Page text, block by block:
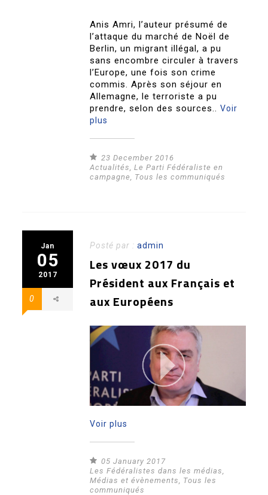
Anis Amri, l’auteur présumé de
l’attaque du marché de Noël de
Berlin, un migrant illégal, a pu
sans encombre circuler à travers
l’Europe, une fois son crime
commis. Après son séjour en
Allemagne, le terroriste a pu
prendre, selon des sources..Voir
plus
23 December 2016
Actualités,Le Parti Fédéraliste en
campagne, Tous les communiqués
Jan
05
2017
0
Posté par :admin
Les vœux 2017 du
Président aux Français et
aux Européens
Voir plus
05 January 2017
Les Fédéralistes dans les médias
Médias et évènements
Tous les
communiqués